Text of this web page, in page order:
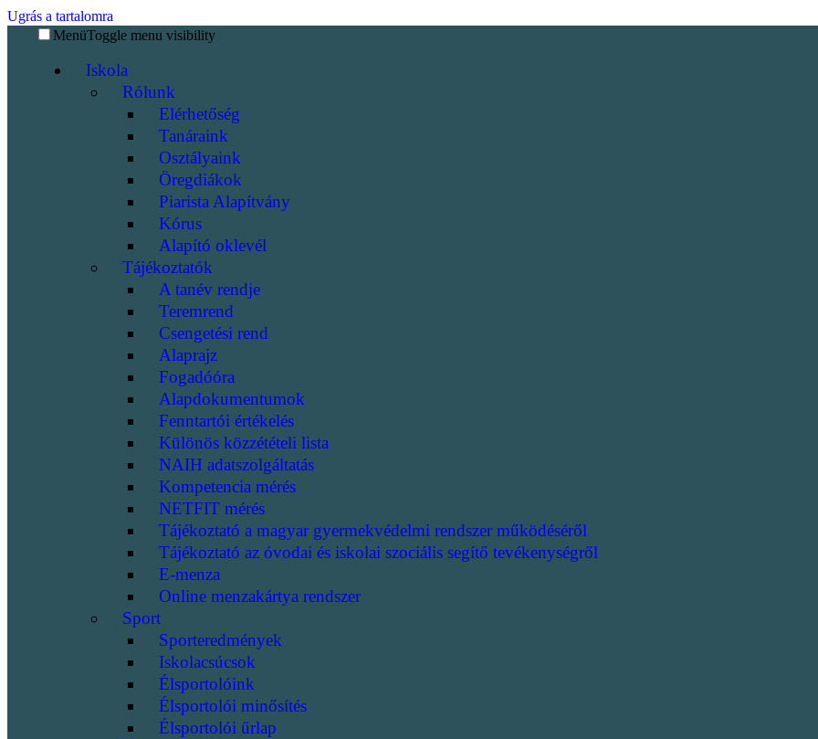
Ugrás a tartalomra
MenüToggle menu visibility
Iskola
Rólunk
Elérhetőség
Tanáraink
Osztályaink
Öregdiákok
Piarista Alapítvány
Kórus
Alapító oklevél
Tájékoztatók
A tanév rendje
Teremrend
Csengetési rend
Alaprajz
Fogadóóra
Alapdokumentumok
Fenntartói értékelés
Különös közzétételi lista
NAIH adatszolgáltatás
Kompetencia mérés
NETFIT mérés
Tájékoztató a magyar gyermekvédelmi rendszer működéséről
Tájékoztató az óvodai és iskolai szociális segítő tevékenységről
E-menza
Online menzakártya rendszer
Sport
Sporteredmények
Iskolacsúcsok
Élsportolóink
Élsportolói minősítés
Élsportolói űrlap